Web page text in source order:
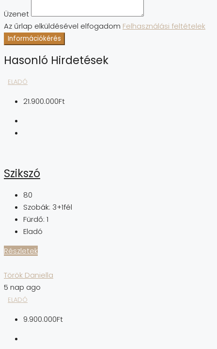
Üzenet
Az űrlap elküldésével elfogadom Felhasználási feltételek
Információkérés
Hasonló Hirdetések
ELADÓ
21.900.000Ft
Szikszó
80
Szobák: 3+1fél
Fürdő: 1
Eladó
Részletek
Török Daniella
5 nap ago
ELADÓ
9.900.000Ft